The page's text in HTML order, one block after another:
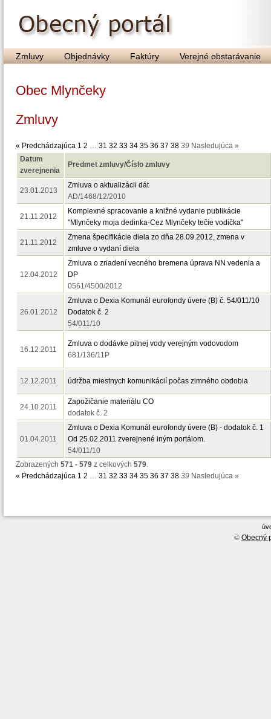
Zmluvy Objednávky Faktúry Verejné obstarávanie
Obec Mlynčeky
Zmluvy
« Predchádzajúca 1 2 … 31 32 33 34 35 36 37 38 39 Nasledujúca »
Datum
zverejnenia
Predmet zmluvy/Číslo zmluvy
23.01.2013
Zmluva o aktualizácii dát
AD/1468/12/2010
21.11.2012
Komplexné spracovanie a knižné vydanie publikácie
"Mlynčeky moja dedinka-Cez Mlynčeky tečie vodička"
21.11.2012
Zmena špecifikácie diela zo dňa 28.09.2012, zmena v
zmluve o vydaní diela
12.04.2012
Zmluva o zriadení vecného bremena úprava NN vedenia a
DP
0561/4500/2012
26.01.2012
Zmluva o Dexia Komunál eurofondy úvere (B) č. 54/011/10
Dodatok č. 2
54/011/10
16.12.2011
Zmluva o dodávke pitnej vody verejným vodovodom
681/136/11P
12.12.2011 údržba miestnych komunikácií počas zimného obdobia
24.10.2011
Zapožičanie materiálu CO
dodatok č. 2
01.04.2011
Zmluva o Dexia Komunál eurofondy úvere (B) - dodatok č. 1
Od 25.02.2011 zverejnené iným portálom.
54/011/10
Zobrazených 571 - 579 z celkových 579.
« Predchádzajúca 1 2 … 31 32 33 34 35 36 37 38 39 Nasledujúca »
© Obecný